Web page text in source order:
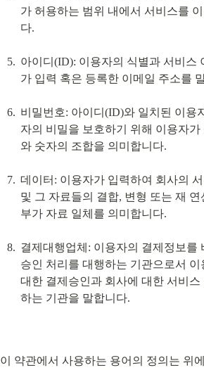
가 허용하는 범위 내에서 서비스를
다.
아이디(ID): 이용자의 식별과 서비스
가 입력 혹은 등록한 이메일 주소를
비밀번호: 아이디(ID)와 일치된 이용
자의 비밀을 보호하기 위해 이용자
와 숫자의 조합을 의미합니다.
데이터: 이용자가 입력하여 회사의
및 그 자료들의 결합, 변형 또는 재
부가 자료 일체를 의미합니다.
결제대행업체: 이용자의 결제정보를
승인 처리를 대행하는 기관으로서 이
대한 결제승인과 회사에 대한 서비스
하는 기관을 말합니다.
이 약관에서 사용하는 용어의 정의는 위